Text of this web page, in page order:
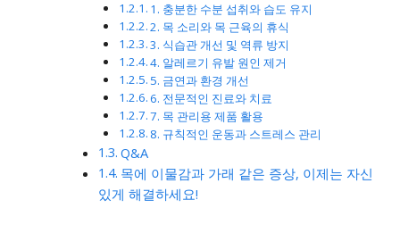
1. 충분한 수분 섭취와 습도 유지
2. 목 소리와 목 근육의 휴식
3. 식습관 개선 및 역류 방지
4. 알레르기 유발 원인 제거
5. 금연과 환경 개선
6. 전문적인 진료와 치료
7. 목 관리용 제품 활용
8. 규칙적인 운동과 스트레스 관리
Q&A
목에 이물감과 가래 같은 증상, 이제는 자신
있게 해결하세요!